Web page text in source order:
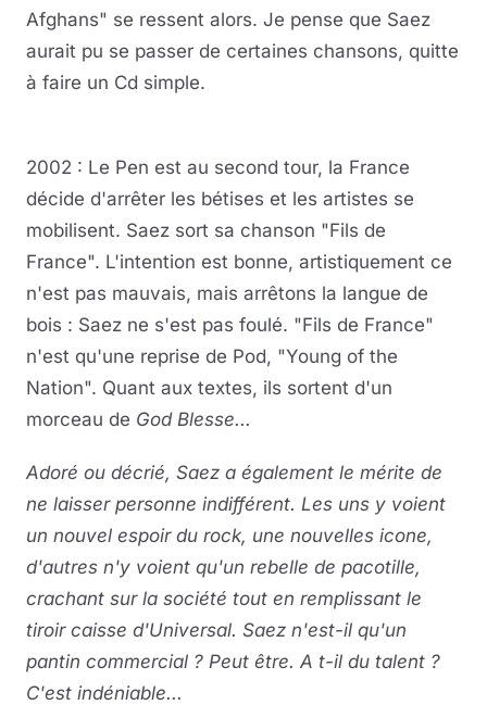
Afghans" se ressent alors. Je pense que Saez
aurait pu se passer de certaines chansons, quitte
à faire un Cd simple.
2002 : Le Pen est au second tour, la France
décide d'arrêter les bétises et les artistes se
mobilisent. Saez sort sa chanson "Fils de
France". L'intention est bonne, artistiquement ce
n'est pas mauvais, mais arrêtons la langue de
bois : Saez ne s'est pas foulé. "Fils de France"
n'est qu'une reprise de Pod, "Young of the
Nation". Quant aux textes, ils sortent d'un
morceau de God Blesse...
Adoré ou décrié, Saez a également le mérite de
ne laisser personne indifférent. Les uns y voient
un nouvel espoir du rock, une nouvelles icone,
d'autres n'y voient qu'un rebelle de pacotille,
crachant sur la société tout en remplissant le
tiroir caisse d'Universal. Saez n'est-il qu'un
pantin commercial ? Peut être. A t-il du talent ?
C'est indéniable...